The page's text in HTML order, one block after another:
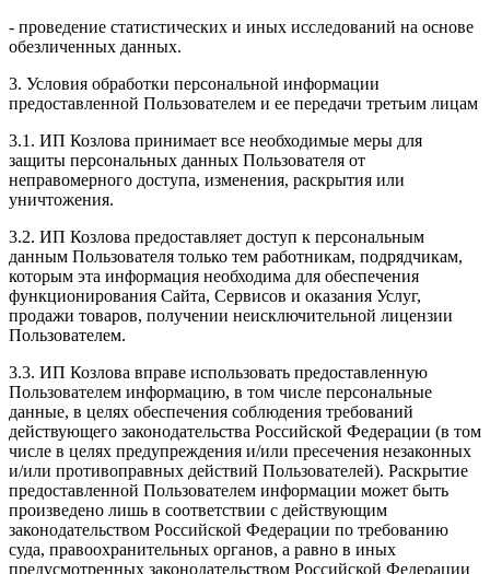
- проведение статистических и иных исследований на основе
обезличенных данных.
3. Условия обработки персональной информации
предоставленной Пользователем и ее передачи третьим лицам
3.1. ИП Козлова принимает все необходимые меры для
защиты персональных данных Пользователя от
неправомерного доступа, изменения, раскрытия или
уничтожения.
3.2. ИП Козлова предоставляет доступ к персональным
данным Пользователя только тем работникам, подрядчикам,
которым эта информация необходима для обеспечения
функционирования Сайта, Сервисов и оказания Услуг,
продажи товаров, получении неисключительной лицензии
Пользователем.
3.3. ИП Козлова вправе использовать предоставленную
Пользователем информацию, в том числе персональные
данные, в целях обеспечения соблюдения требований
действующего законодательства Российской Федерации (в том
числе в целях предупреждения и/или пресечения незаконных
и/или противоправных действий Пользователей). Раскрытие
предоставленной Пользователем информации может быть
произведено лишь в соответствии с действующим
законодательством Российской Федерации по требованию
суда, правоохранительных органов, а равно в иных
предусмотренных законодательством Российской Федерации